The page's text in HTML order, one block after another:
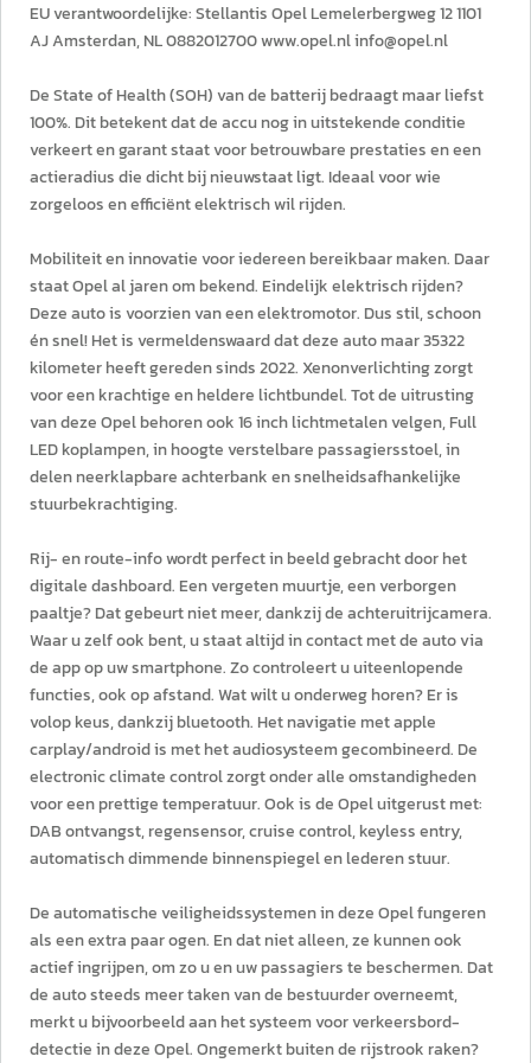
EU verantwoordelijke: Stellantis Opel Lemelerbergweg 12 1101
AJ Amsterdan, NL 0882012700 www.opel.nl info@opel.nl
De State of Health (SOH) van de batterij bedraagt maar liefst
100%. Dit betekent dat de accu nog in uitstekende conditie
verkeert en garant staat voor betrouwbare prestaties en een
actieradius die dicht bij nieuwstaat ligt. Ideaal voor wie
zorgeloos en efficiënt elektrisch wil rijden.
Mobiliteit en innovatie voor iedereen bereikbaar maken. Daar
staat Opel al jaren om bekend. Eindelijk elektrisch rijden?
Deze auto is voorzien van een elektromotor. Dus stil, schoon
én snel! Het is vermeldenswaard dat deze auto maar 35322
kilometer heeft gereden sinds 2022. Xenonverlichting zorgt
voor een krachtige en heldere lichtbundel. Tot de uitrusting
van deze Opel behoren ook 16 inch lichtmetalen velgen, Full
LED koplampen, in hoogte verstelbare passagiersstoel, in
delen neerklapbare achterbank en snelheidsafhankelijke
stuurbekrachtiging.
Rij- en route-info wordt perfect in beeld gebracht door het
digitale dashboard. Een vergeten muurtje, een verborgen
paaltje? Dat gebeurt niet meer, dankzij de achteruitrijcamera.
Waar u zelf ook bent, u staat altijd in contact met de auto via
de app op uw smartphone. Zo controleert u uiteenlopende
functies, ook op afstand. Wat wilt u onderweg horen? Er is
volop keus, dankzij bluetooth. Het navigatie met apple
carplay/android is met het audiosysteem gecombineerd. De
electronic climate control zorgt onder alle omstandigheden
voor een prettige temperatuur. Ook is de Opel uitgerust met:
DAB ontvangst, regensensor, cruise control, keyless entry,
automatisch dimmende binnenspiegel en lederen stuur.
De automatische veiligheidssystemen in deze Opel fungeren
als een extra paar ogen. En dat niet alleen, ze kunnen ook
actief ingrijpen, om zo u en uw passagiers te beschermen. Dat
de auto steeds meer taken van de bestuurder overneemt,
merkt u bijvoorbeeld aan het systeem voor verkeersbord-
detectie in deze Opel. Ongemerkt buiten de rijstrook raken?